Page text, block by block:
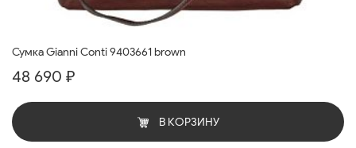
Сумка Gianni Conti 9403661 brown
48 690 ₽
В КОРЗИНУ